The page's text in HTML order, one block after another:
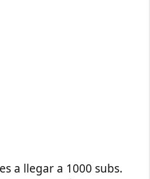
a llegar a 1000 subs.